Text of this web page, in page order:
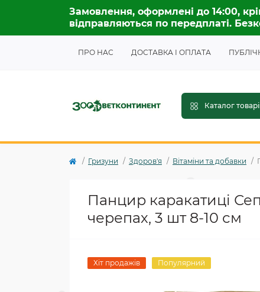
Замовлення, оформлені до 14:00,
відправляються по передплаті.
ПРО НАС ДОСТАВКА І ОПЛАТА
Каталог
Гризуни Здоров'я Вітаміни та добавки
Панцир каракатиці
черепах, 3 шт 8-10 см
Хіт продажів Популярний